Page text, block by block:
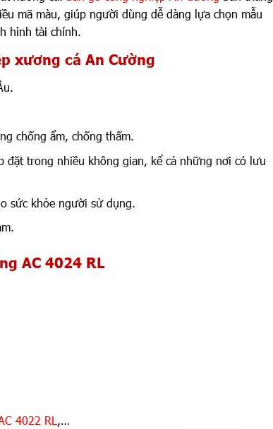
mã màu, giúp người dùng dễ dàng lựa chọn mẫu
hình tài chính.
xương cá An Cường
chống ẩm, chống thấm.
đặt trong nhiều không gian, kể cả những nơi có lưu
sức khỏe người sử dụng.
AC 4024 RL
4022 RL ,…